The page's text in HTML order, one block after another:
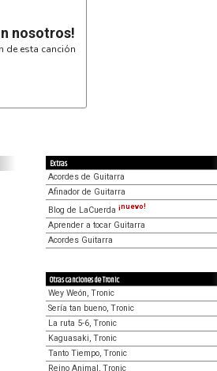
nosotros!
de esta canción
Extras
Acordes de Guitarra
Afinador de Guitarra
Blog de LaCuerda ¡nuevo!
Aprender a tocar Guitarra
Acordes Guitarra
Otras canciones de Tronic
Wey Weón, Tronic
Sería tan bueno, Tronic
La ruta 5-6, Tronic
Kaguasaki, Tronic
Tanto Tiempo, Tronic
Reino Animal, Tronic